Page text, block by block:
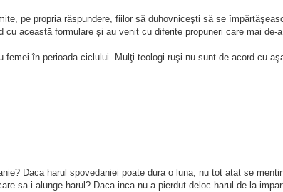
pe propria răspundere, fiilor să duhovniceşti să se
această formulare şi au venit cu diferite propuneri care mai de-
în perioada ciclului. Mulţi teologi ruşi nu sunt de acord cu
Daca harul spovedaniei poate dura o luna, nu tot atat se
sa-i alunge harul? Daca inca nu a pierdut deloc harul de la